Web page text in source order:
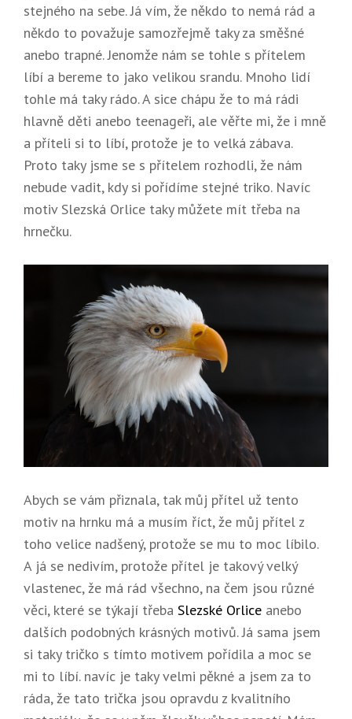
stejného na sebe. Já vím, že někdo to nemá rád a
někdo to považuje samozřejmě taky za směšné
anebo trapné. Jenomže nám se tohle s přítelem
líbí a bereme to jako velikou srandu. Mnoho lidí
tohle má taky rádo. A sice chápu že to má rádi
hlavně děti anebo teenageři, ale věřte mi, že i mně
a příteli si to líbí, protože je to velká zábava.
Proto taky jsme se s přítelem rozhodli, že nám
nebude vadit, kdy si pořídíme stejné triko. Navíc
motiv Slezská Orlice taky můžete mít třeba na
hrnečku.
Abych se vám přiznala, tak můj přítel už tento
motiv na hrnku má a musím říct, že můj přítel z
toho velice nadšený, protože se mu to moc líbilo.
A já se nedivím, protože přítel je takový velký
vlastenec, že má rád všechno, na čem jsou různé
věci, které se týkají třeba Slezské Orlice anebo
dalších podobných krásných motivů. Já sama jsem
si taky tričko s tímto motivem pořídila a moc se
mi to líbí. navíc je taky velmi pěkné a jsem za to
ráda, že tato trička jsou opravdu z kvalitního